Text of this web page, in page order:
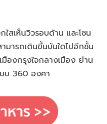
สเห็นวิวรอบด้าน และโซน
มารถเดินขึ้นบันใดไปอีกชั้น
องกรุงใจกลางเมือง ย่าน
บ 360 องศา